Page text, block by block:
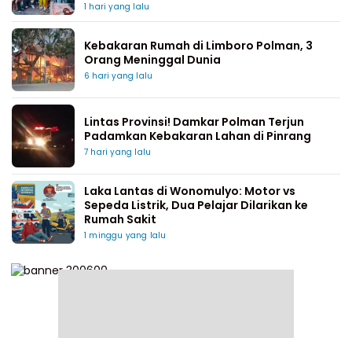
1 hari yang lalu
Kebakaran Rumah di Limboro Polman, 3
Orang Meninggal Dunia
6 hari yang lalu
Lintas Provinsi! Damkar Polman Terjun
Padamkan Kebakaran Lahan di Pinrang
7 hari yang lalu
Laka Lantas di Wonomulyo: Motor vs
Sepeda Listrik, Dua Pelajar Dilarikan ke
Rumah Sakit
1 minggu yang lalu